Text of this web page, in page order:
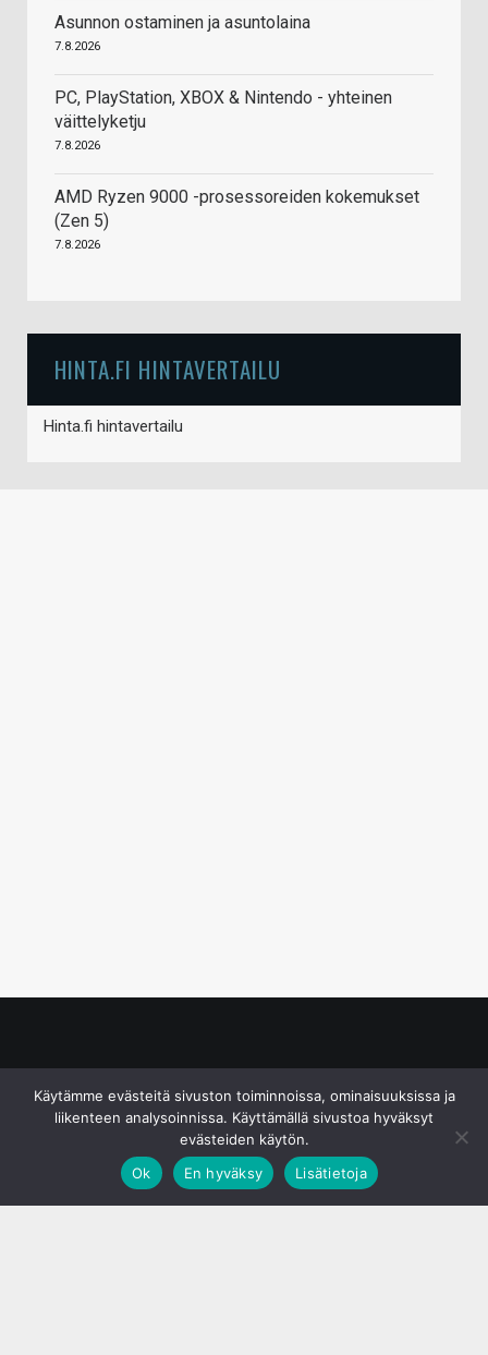
Asunnon ostaminen ja asuntolaina
7.8.2026
PC, PlayStation, XBOX & Nintendo - yhteinen
väittelyketju
7.8.2026
AMD Ryzen 9000 -prosessoreiden kokemukset
(Zen 5)
7.8.2026
HINTA.FI HINTAVERTAILU
Hinta.fi hintavertailu
Käytämme evästeitä sivuston toiminnoissa, ominaisuuksissa ja
liikenteen analysoinnissa. Käyttämällä sivustoa hyväksyt
evästeiden käytön.
Ok
En hyväksy Lisätietoja